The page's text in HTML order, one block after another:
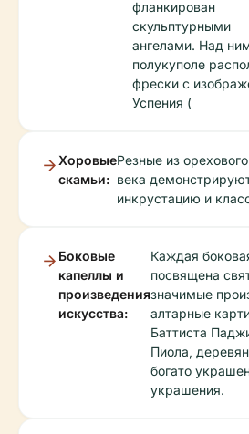
фланкирован
скульптурными
ангелами. Над
полукуполе
фрески с
Успения (
Хоровые
скамьи:
Резные из
века
инкрустацию и
Боковые
капеллы и
произведения
искусства:
Каждая
посвящена
значимые
алтарные
Баттиста
Пиола,
богато
украшения.